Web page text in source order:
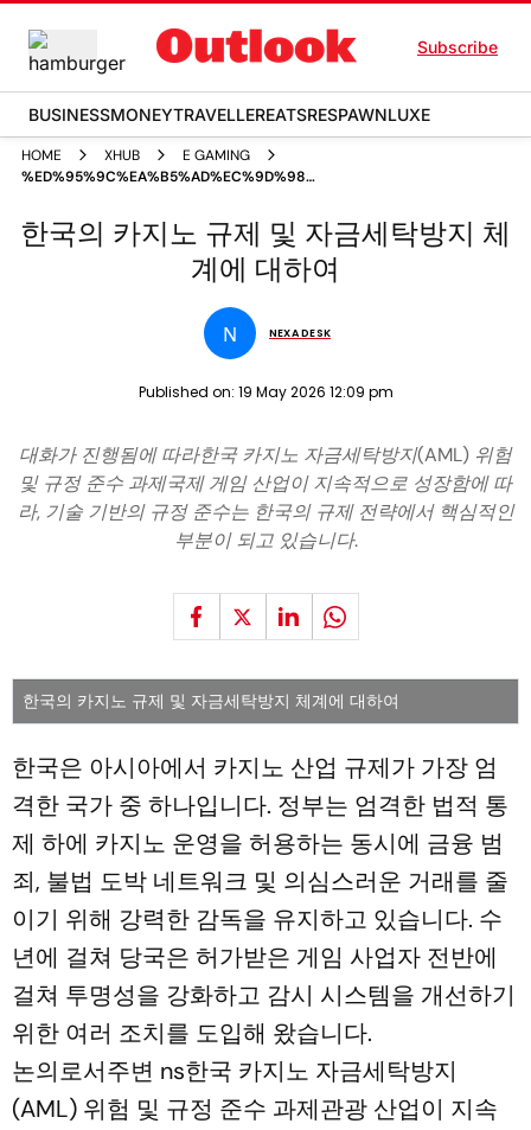
Subscribe
BUSINESSMONEYTRAVELLEREATSRESPAWNLUXE
HOME XHUB
E GAMING
%ED%95%9C%EA%B5%AD%EC%9D%98
%EA%B7%9C%EC%A0%9C %EB%B0%8F
%EC%B2%B4%EA%B3%84%EC%97%90
%EB%8C%80%ED%95%98%EC%97%AC
한국의 카지노 규제 및 자금세탁방지 체
계에 대하여
N NEXA DESK
Published on: 19 May 2026 12:09 pm
대화가 진행됨에 따라한국 카지노 자금세탁방지(AML) 위험
및 규정 준수 과제국제 게임 산업이 지속적으로 성장함에 따
라, 기술 기반의 규정 준수는 한국의 규제 전략에서 핵심적인
부분이 되고 있습니다.
한국의 카지노 규제 및 자금세탁방지 체계에 대하여
한국은 아시아에서 카지노 산업 규제가 가장 엄
격한 국가 중 하나입니다. 정부는 엄격한 법적 통
제 하에 카지노 운영을 허용하는 동시에 금융 범
죄, 불법 도박 네트워크 및 의심스러운 거래를 줄
이기 위해 강력한 감독을 유지하고 있습니다. 수
년에 걸쳐 당국은 허가받은 게임 사업자 전반에
걸쳐 투명성을 강화하고 감시 시스템을 개선하기
위한 여러 조치를 도입해 왔습니다.
논의로서주변 ns한국 카지노 자금세탁방지
(AML) 위험 및 규정 준수 과제관광 산업이 지속